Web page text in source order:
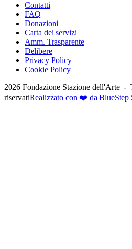
Contatti
FAQ
Donazioni
Carta dei servizi
Amm. Trasparente
Delibere
Privacy Policy
Cookie Policy
2026 Fondazione Stazione dell'Arte -
riservatiRealizzato con ❤️ da BlueStep